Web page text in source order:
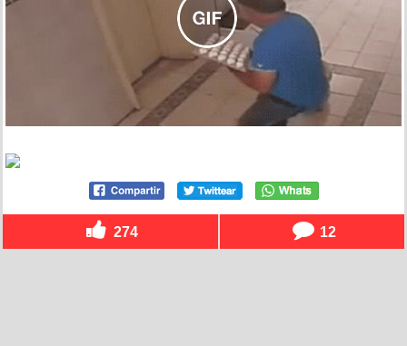
274 12